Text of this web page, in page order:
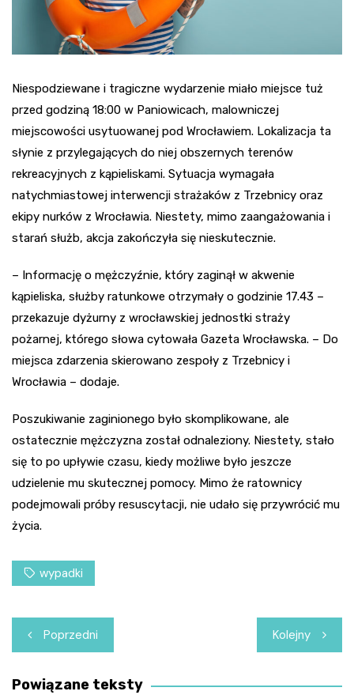
Niespodziewane i tragiczne wydarzenie miało miejsce tuż
przed godziną 18:00 w Paniowicach, malowniczej
miejscowości usytuowanej pod Wrocławiem. Lokalizacja ta
słynie z przylegających do niej obszernych terenów
rekreacyjnych z kąpieliskami. Sytuacja wymagała
natychmiastowej interwencji strażaków z Trzebnicy oraz
ekipy nurków z Wrocławia. Niestety, mimo zaangażowania i
starań służb, akcja zakończyła się nieskutecznie.
– Informację o mężczyźnie, który zaginął w akwenie
kąpieliska, służby ratunkowe otrzymały o godzinie 17.43 –
przekazuje dyżurny z wrocławskiej jednostki straży
pożarnej, którego słowa cytowała Gazeta Wrocławska. – Do
miejsca zdarzenia skierowano zespoły z Trzebnicy i
Wrocławia – dodaje.
Poszukiwanie zaginionego było skomplikowane, ale
ostatecznie mężczyzna został odnaleziony. Niestety, stało
się to po upływie czasu, kiedy możliwe było jeszcze
udzielenie mu skutecznej pomocy. Mimo że ratownicy
podejmowali próby resuscytacji, nie udało się przywrócić mu
życia.
wypadki
Nawigacja
wpisu
Poprzedni Kolejny
Powiązane teksty